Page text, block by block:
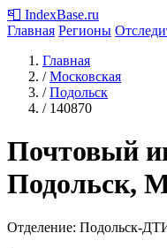
📮 IndexBase.ru
Главная Регионы
Главная
/ Московская
/ Подольск
/ 140870
Почтовый
Подольск,
Отделение: Подольск-